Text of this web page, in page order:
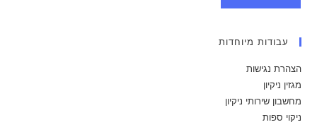
עבודות מיוחדות
הצהרת נגישות
מגזין ניקיון
מחשבון שירותי ניקיון
ניקוי ספות